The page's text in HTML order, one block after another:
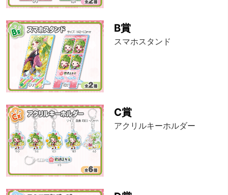
B賞
スマホスタンド
C賞
アクリルキーホルダー